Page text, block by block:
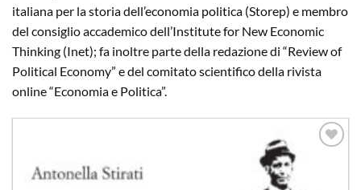
italiana per la storia dell’economia politica (Storep) e membro
del consiglio accademico dell’Institute for New Economic
Thinking (Inet); fa inoltre parte della redazione di “Review of
Political Economy” e del comitato scientifico della rivista
online “Economia e Politica”.